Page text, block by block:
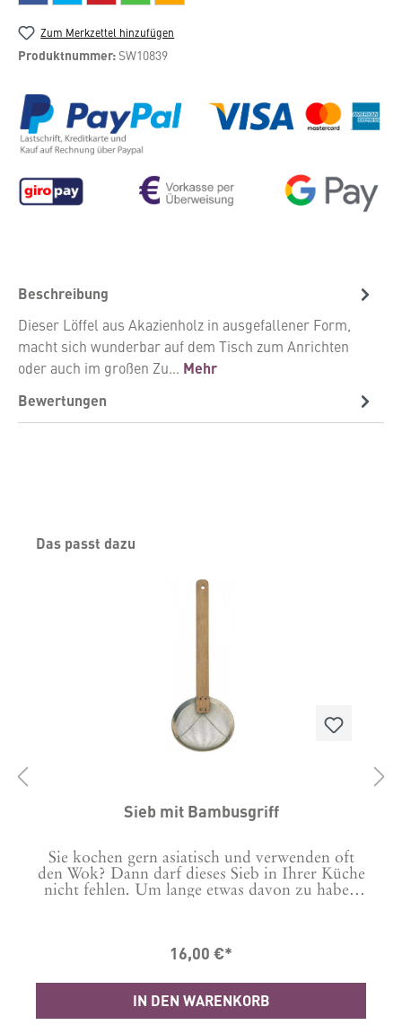
Zum Merkzettel hinzufügen
Produktnummer: SW10839
Beschreibung
Dieser Löffel aus Akazienholz in ausgefallener Form,
macht sich wunderbar auf dem Tisch zum Anrichten
oder auch im großen Zu… Mehr
Bewertungen
Produktgalerie überspringen
Das passt dazu
Sieb mit Bambusgriff
Sie kochen gern asiatisch und verwenden oft
den Wok? Dann darf dieses Sieb in Ihrer Küche
nicht fehlen. Um lange etwas davon zu haben
16,00 €*
IN DEN WARENKORB